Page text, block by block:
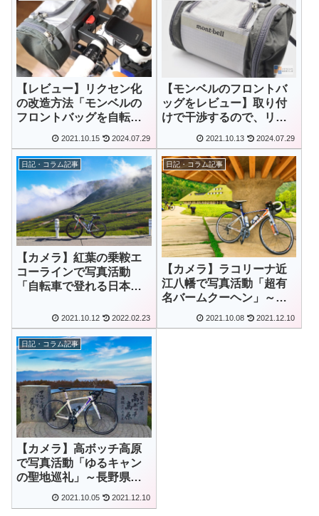
【レビュー】リクセン化
の改造方法「モンベルの
フロントバッグを自転車
2021.10.15 2024.07.29
【モンベルのフロントバ
ッグをレビュー】取り付
けで干渉するので、リク
2021.10.13 2024.07.29
日記・コラム記事
【カメラ】紅葉の乗鞍エ
コーラインで写真活動
「自転車で登れる日本一
2021.10.12 2022.02.23
日記・コラム記事
【カメラ】ラコリーナ近
江八幡で写真活動「超有
名バームクーヘン」～滋
賀県近江八幡市～
2021.10.08 2021.12.10
日記・コラム記事
【カメラ】高ボッチ高原
で写真活動「ゆるキャン
の聖地巡礼」～長野県岡
谷市・塩尻市～
2021.10.05 2021.12.10